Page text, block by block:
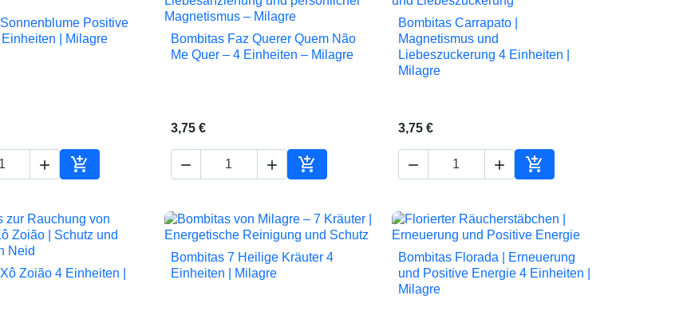
 Vorschau
Positive
| Milagre
 
In den Warenkorb
 Vorschau
Bombitas Faz Querer Quem Não
Me Quer – 4 Einheiten – Milagre
3,75 €
  
In den Warenkorb
 Vorschau
Bombitas Carrapato |
Magnetismus und
Liebeszuckerung 4 Einheiten |
Milagre
3,75 €
  
In den Warenkorb
 Vorschau
Zoião 4 Einheiten |
 Vorschau
Bombitas 7 Heilige Kräuter 4
Einheiten | Milagre
 Vorschau
Bombitas Florada | Erneuerung
und Positive Energie 4 Einheiten |
Milagre